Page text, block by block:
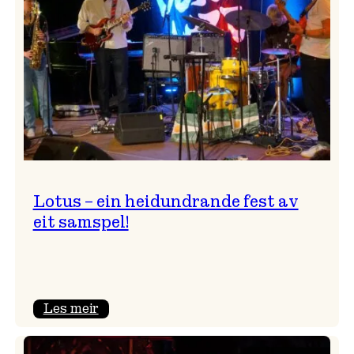
NTNU!
Lotus – ein heidundrande fest av
eit samspel!
Les meir:
–